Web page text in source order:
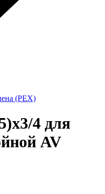
(PEX)
4 для
AV